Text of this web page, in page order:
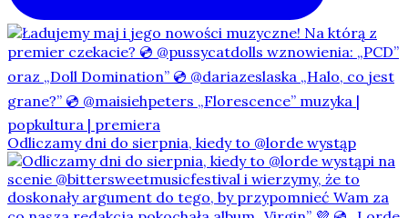
Odliczamy dni do sierpnia, kiedy to @lorde wystąp